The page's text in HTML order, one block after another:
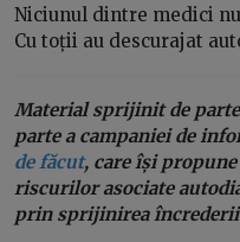
Niciunul dintre medici
Cu toții au descurajat
Material sprijinit de
parte a campaniei de
de făcut, care își
riscurilor asociate
prin sprijinirea